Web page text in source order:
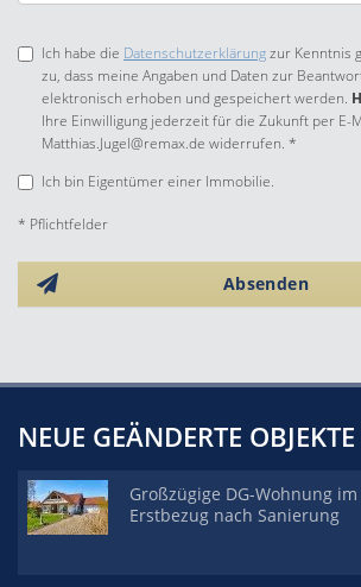
Ich habe die Datenschutzerklärungzur Kenntnis
zu, dass meine Angaben und Daten zur
elektronisch erhoben und gespeichert werden.
Ihre Einwilligung jederzeit für die Zukunft per E-
Matthias.Jugel@remax.de widerrufen. *
Ich bin Eigentümer einer Immobilie.
* Pflichtfelder
Absenden
NEUE GEÄNDERTE OBJEKTE
Großzügige DG-Wohnung
Erstbezug nach Sanierung